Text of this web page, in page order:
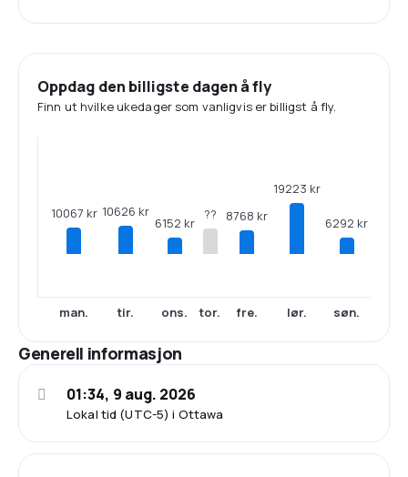
Oppdag den billigste dagen å fly
Finn ut hvilke ukedager som vanligvis er billigst å fly.
10067 kr
man.
10626 kr
tir.
6152 kr
ons.
??
tor.
8768 kr
fre.
19223 kr
lør.
6292 kr
søn.
Generell informasjon
Lokal tid (UTC-5) i Ottawa
01:34, 9 aug. 2026